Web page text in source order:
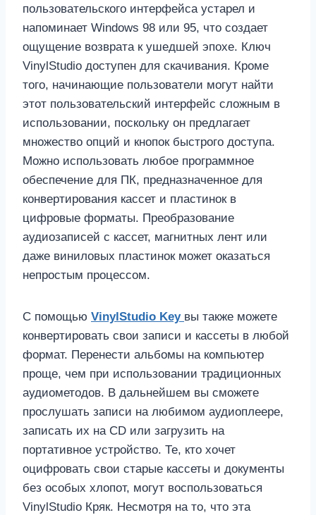
пользовательского интерфейса устарел и
напоминает Windows 98 или 95, что создает
ощущение возврата к ушедшей эпохе. Ключ
VinylStudio доступен для скачивания. Кроме
того, начинающие пользователи могут найти
этот пользовательский интерфейс сложным в
использовании, поскольку он предлагает
множество опций и кнопок быстрого доступа.
Можно использовать любое программное
обеспечение для ПК, предназначенное для
конвертирования кассет и пластинок в
цифровые форматы. Преобразование
аудиозаписей с кассет, магнитных лент или
даже виниловых пластинок может оказаться
непростым процессом.
С помощью VinylStudio Key вы также можете
конвертировать свои записи и кассеты в любой
формат. Перенести альбомы на компьютер
проще, чем при использовании традиционных
аудиометодов. В дальнейшем вы сможете
прослушать записи на любимом аудиоплеере,
записать их на CD или загрузить на
портативное устройство. Те, кто хочет
оцифровать свои старые кассеты и документы
без особых хлопот, могут воспользоваться
VinylStudio Кряк. Несмотря на то, что эта